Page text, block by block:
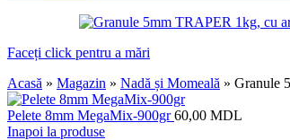
Faceți click pentru a mări
Acasă » Magazin » Nadă și Momeală » Granule
Pelete 8mm MegaMix-900gr60,00 MDL
Inapoi la produse